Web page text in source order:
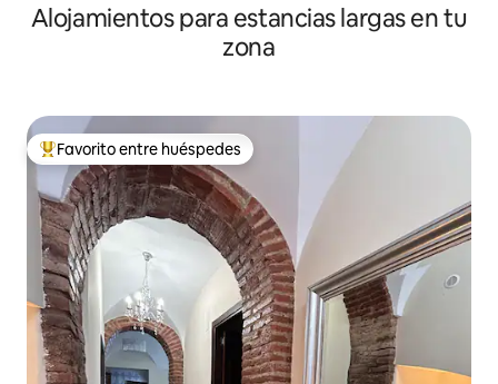
Alojamientos para estancias largas en tu
zona
De los mejores en Favorito entre huéspedes
Favorito entre huéspedes